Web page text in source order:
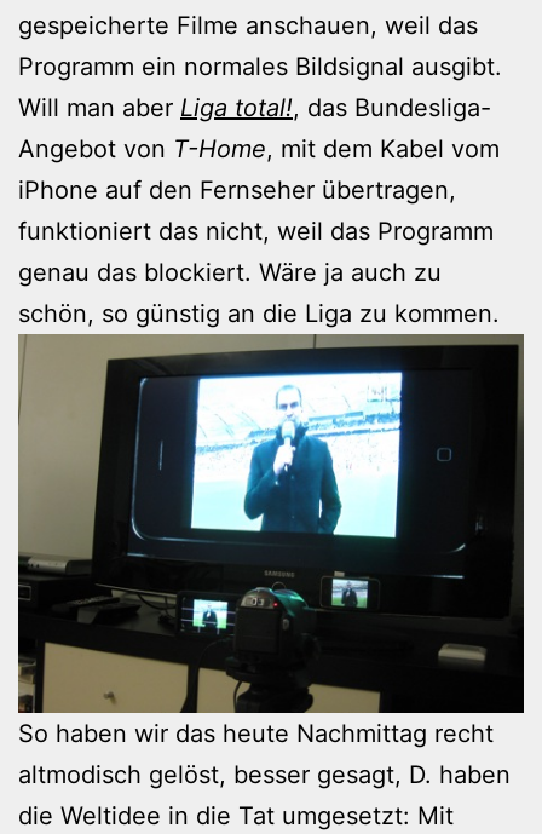
gespeicherte Filme anschauen, weil das
Programm ein normales Bildsignal ausgibt.
Will man aber Liga total!, das Bundesliga-
Angebot von T-Home, mit dem Kabel vom
iPhone auf den Fernseher übertragen,
funktioniert das nicht, weil das Programm
genau das blockiert. Wäre ja auch zu
schön, so günstig an die Liga zu kommen.
So haben wir das heute Nachmittag recht
altmodisch gelöst, besser gesagt, D. haben
die Weltidee in die Tat umgesetzt: Mit